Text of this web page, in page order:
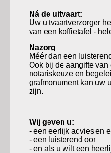
Ná de uitvaart:
Uw uitvaartverzorger
van een koffietafel -
Nazorg
Méér dan een
Ook bij de aangifte
notariskeuze en
grafmonument kan uw
zijn.
Wij geven u:
- een eerlijk adviesen
- een luisterend oor
- en als u wilt een